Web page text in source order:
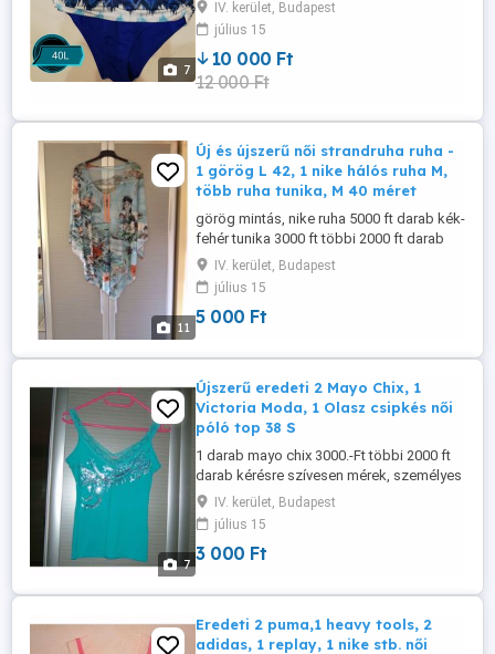
7
káposztásmegyeren vagy előre utalás
után postázom
IV. kerület, Budapest
július 15
10 000 Ft
12 000 Ft
11
Új és újszerű női strandruha ruha -
1 görög L 42, 1 nike hálós ruha M,
több ruha tunika, M 40 méret
görög mintás, nike ruha 5000 ft darab kék-
fehér tunika 3000 ft többi 2000 ft darab
kérésre szívesen mérek, személyes
átvétel budapest 4. kerületben vagy utalás
után postázom
IV. kerület, Budapest
július 15
5 000 Ft
7
Újszerű eredeti 2 Mayo Chix, 1
Victoria Moda, 1 Olasz csipkés női
póló top 38 S
1 darab mayo chix 3000.-Ft többi 2000 ft
darab kérésre szívesen mérek, személyes
átvétel budapest 4. káposztásmegyeren
vagy előre utalás után postázom.
IV. kerület, Budapest
július 15
3 000 Ft
Eredeti 2 puma,1 heavy tools, 2
adidas, 1 replay, 1 nike stb. női